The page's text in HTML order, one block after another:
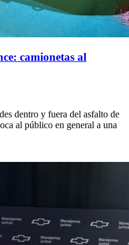
camionetas al
dentro y fuera del asfalto de
al público en general a una